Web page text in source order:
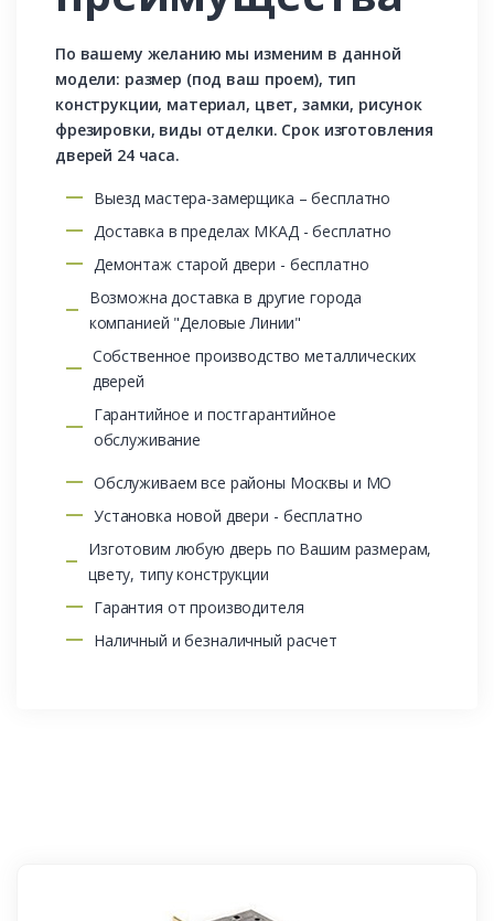
По вашему желанию мы изменим в данной
модели: размер (под ваш проем), тип
конструкции, материал, цвет, замки, рисунок
фрезировки, виды отделки. Срок изготовления
дверей 24 часа.
Выезд мастера-замерщика – бесплатно
Доставка в пределах МКАД - бесплатно
Демонтаж старой двери - бесплатно
Возможна доставка в другие города
компанией "Деловые Линии"
Собственное производство металлических
дверей
Гарантийное и постгарантийное
обслуживание
Обслуживаем все районы Москвы и МО
Установка новой двери - бесплатно
Изготовим любую дверь по Вашим размерам,
цвету, типу конструкции
Гарантия от производителя
Наличный и безналичный расчет